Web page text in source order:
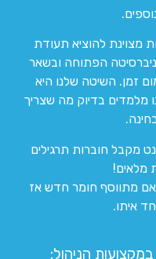
מצוינת להוציא תעודת
הפתוחה ובשאר
זמן. השיטה שלנו היא
מלמדים בדיוק מה שצריך
מקבל חוברות תרגילים
מלאים!
מתווסף חומר חדש אז
איתו.
הניהול: